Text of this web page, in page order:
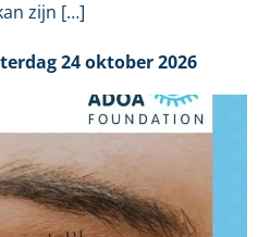
zijn […]
24 oktober 2026